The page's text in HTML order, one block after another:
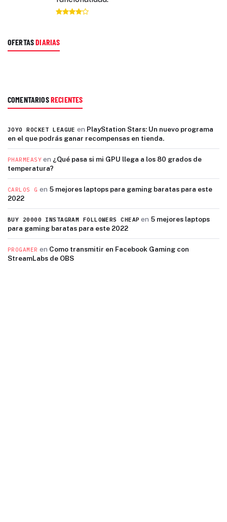
OFERTASDIARIAS
COMENTARIOSRECIENTES
JOYO ROCKET LEAGUE en PlayStation Stars: Un nuevo programa
en el que podrás ganar recompensas en tienda.
PHARMEASYen ¿Qué pasa si mi GPU llega a los 80 grados de
temperatura?
CARLOS G en 5 mejores laptops para gaming baratas para este
2022
BUY 20000 INSTAGRAM FOLLOWERS CHEAP en 5 mejores laptops
para gaming baratas para este 2022
PROGAMER en Como transmitir en Facebook Gaming con
StreamLabs de OBS